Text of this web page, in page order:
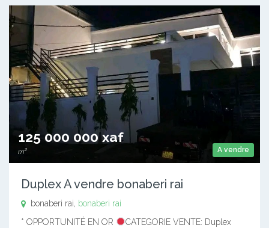
A vendre
125 000 000 xaf
m²
Duplex A vendre bonaberi rai
bonaberi rai,
bonaberi rai
* OPPORTUNITÉ EN OR
CATEGORIE VENTE: Duplex